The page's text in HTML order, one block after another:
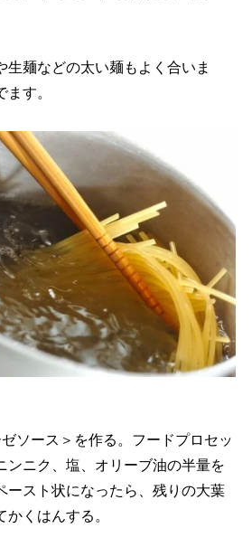
生麺などの太い麺もよく合いま
す。
ソース＞を作る。フードプロセッ
ンニク、塩、オリーブ油の半量を
ースト状になったら、残りの大葉
くはんする。